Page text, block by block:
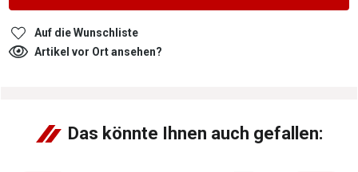
Auf die Wunschliste
Artikel vor Ort ansehen?
Das könnte Ihnen auch gefallen: